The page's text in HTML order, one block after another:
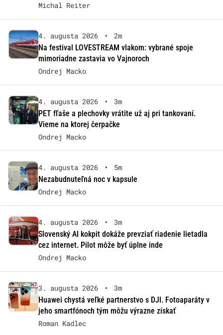
Michal Reiter
4. augusta 2026 •
2m
Na festival LOVESTREAM vlakom: vybrané spoje
mimoriadne zastavia vo Vajnoroch
Ondrej Macko
4. augusta 2026 •
3m
PET fľaše a plechovky vrátite už aj pri tankovaní.
Vieme na ktorej čerpačke
Ondrej Macko
4. augusta 2026 •
5m
Nezabudnuteľná noc v kapsule
Ondrej Macko
4. augusta 2026 •
3m
Slovenský AI kokpit dokáže prevziať riadenie lietadla
cez internet. Pilot môže byť úplne inde
Ondrej Macko
3. augusta 2026 •
3m
Huawei chystá veľké partnerstvo s DJI. Fotoaparáty v
jeho smartfónoch tým môžu výrazne získať
Roman Kadlec